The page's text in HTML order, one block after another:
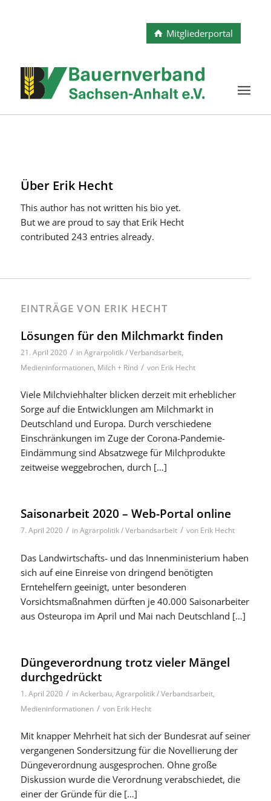
Mitgliederportal
Über Erik Hecht
This author has not written his bio yet.
But we are proud to say that Erik Hecht
contributed 243 entries already.
EINTRÄGE VON ERIK HECHT
Lösungen für den Milchmarkt finden
21. April 2020 / inAgrarpolitik / Verbandsarbeit,
Medieninformationen, Milch + Rind / von Erik Hecht
Viele Milchviehhalter blicken derzeit mit erheblicher
Sorge auf die Entwicklungen am Milchmarkt in
Deutschland und Europa. Durch verschiedene
Einschränkungen im Zuge der Corona-Pandemie-
Eindämmung sind Absatzwege für Milchprodukte
zeitweise weggebrochen, durch […]
Saisonarbeit 2020 – Web-Portal online
7. April 2020 / inAgrarpolitik / Verbandsarbeit / von Erik Hecht
Das Landwirtschafts- und das Innenministerium haben
sich auf eine Einreise von dringend benötigten
Erntehelfern geeinigt, unter besonderen
Vorsichtsmaßnahmen dürften je 40.000 Saisonarbeiter
aus Osteuropa im April und Mai nach Deutschland […]
Düngeverordnung trotz vieler Mängel
durchgedrückt
1. April 2020 / inAckerbau, Agrarpolitik / Verbandsarbeit,
Medieninformationen / von Erik Hecht
Mit knapper Mehrheit hat sich der Bundesrat auf seiner
vergangenen Sondersitzung für die Novellierung der
Düngeverordnung ausgesprochen. Ohne große
Diskussion wurde die Verordnung verabschiedet, die
einer der Gründe für die […]